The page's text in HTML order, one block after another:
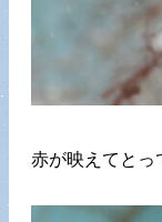
赤が映えてとっ